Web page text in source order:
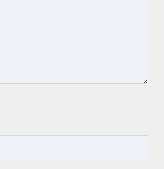
అబ్బాయిలు సైతం
15/04/2026